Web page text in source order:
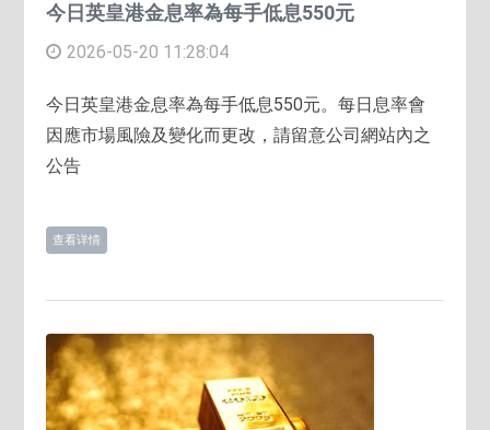
今日英皇港金息率為每手低息550元
2026-05-20 11:28:04
今日英皇港金息率為每手低息550元。每日息率會
因應市場風險及變化而更改，請留意公司網站內之
公告
查看详情